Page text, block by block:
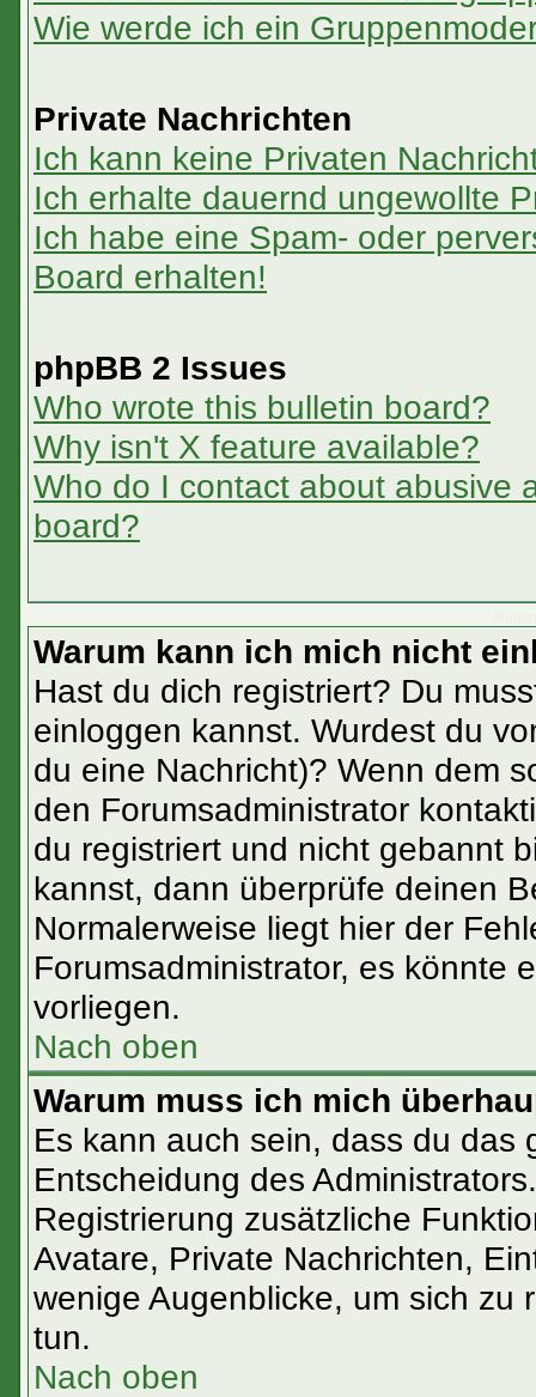
Wie werde ich ein
Private Nachrichten
Ich kann keine Privaten
Ich erhalte dauernd ungewollte
Ich habe eine Spam- oder
Board erhalten!
phpBB 2 Issues
Who wrote this bulletin board?
Why isn't X feature available?
Who do I contact about abusive
board?
Warum kann ich mich nicht
Hast du dich registriert? Du
einloggen kannst. Wurdest du
du eine Nachricht)? Wenn dem
den Forumsadministrator
du registriert und nicht gebannt
kannst, dann überprüfe deinen
Normalerweise liegt hier der
Forumsadministrator, es könnte
vorliegen.
Nach oben
Warum muss ich mich
Es kann auch sein, dass du das
Entscheidung des
Registrierung zusätzliche
Avatare, Private Nachrichten,
wenige Augenblicke, um sich zu
tun.
Nach oben